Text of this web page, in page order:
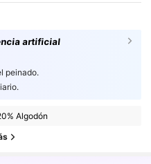
artificial
peinado.
Algodón